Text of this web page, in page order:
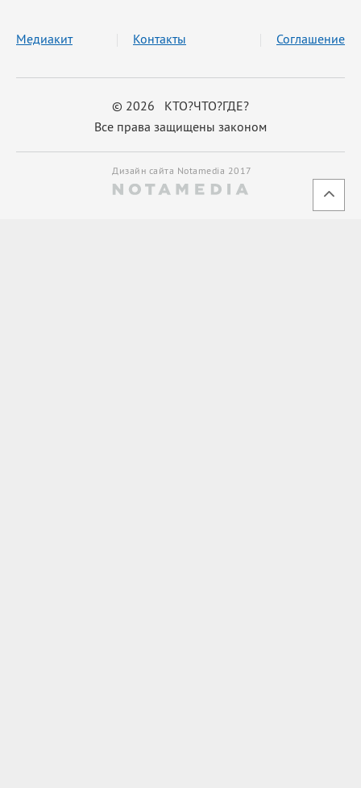
© 2026 КТО?ЧТО?ГДЕ?
Все права защищены законом
Медиакит Контакты Соглашение
Дизайн сайта Notamedia 2017